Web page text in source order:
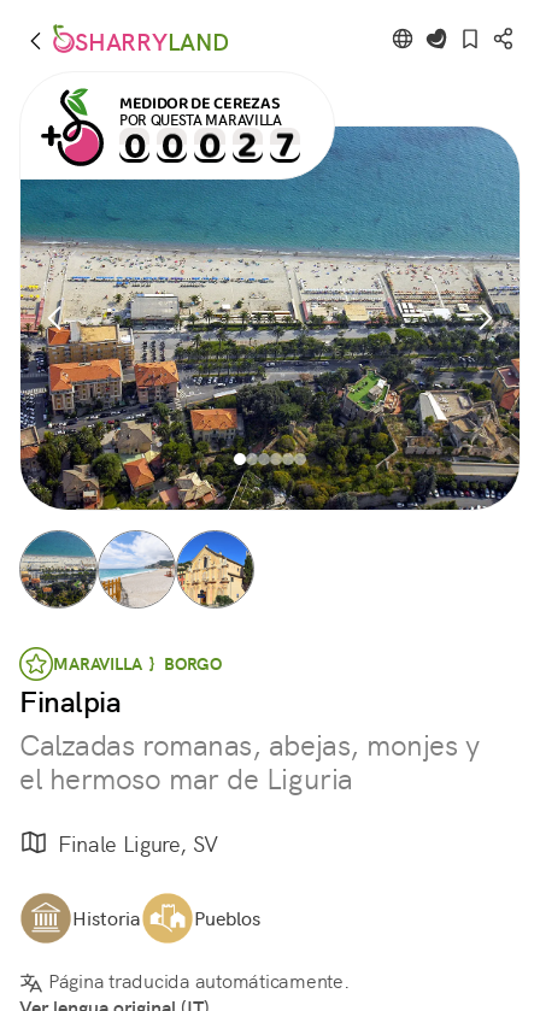
SHARRYLAND
MEDIDOR DE CEREZAS
POR QUESTA MARAVILLA
MARAVILLA } BORGO
Finalpia
Calzadas romanas, abejas, monjes y
el hermoso mar de Liguria
Finale Ligure, SV
Historia Pueblos
Página traducida automáticamente.